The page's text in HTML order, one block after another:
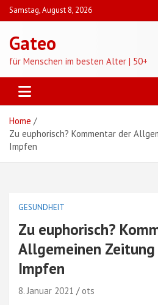
Skip
to
Samstag, August 8, 2026
Gateo
für Menschen im besten Alter | 50+
Home
Zu euphorisch? Kommentar der
Impfen
GESUNDHEIT
Zu euphorisch?
Allgemeinen Zeitung
Impfen
8. Januar 2021
ots